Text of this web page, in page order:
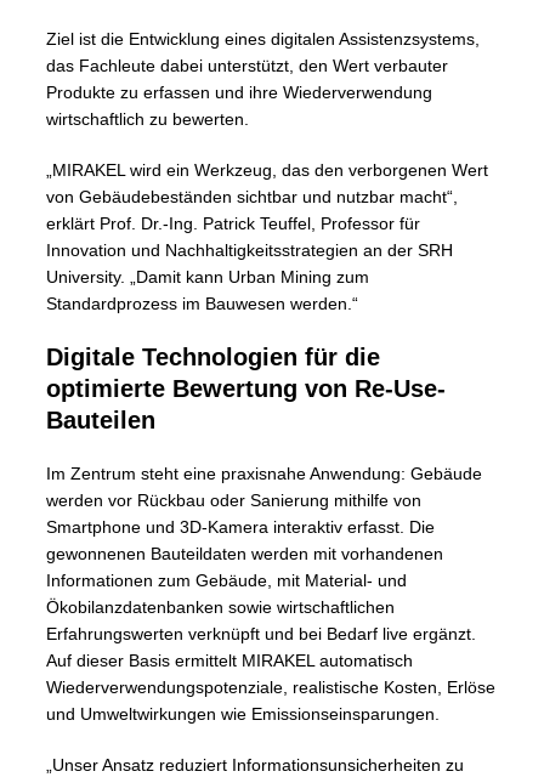
Ziel ist die Entwicklung eines digitalen Assistenzsystems,
das Fachleute dabei unterstützt, den Wert verbauter
Produkte zu erfassen und ihre Wiederverwendung
wirtschaftlich zu bewerten.
„MIRAKEL wird ein Werkzeug, das den verborgenen Wert
von Gebäudebeständen sichtbar und nutzbar macht“,
erklärt Prof. Dr.-Ing. Patrick Teuffel, Professor für
Innovation und Nachhaltigkeitsstrategien an der SRH
University. „Damit kann Urban Mining zum
Standardprozess im Bauwesen werden.“
Digitale Technologien für die
optimierte Bewertung von Re-Use-
Bauteilen
Im Zentrum steht eine praxisnahe Anwendung: Gebäude
werden vor Rückbau oder Sanierung mithilfe von
Smartphone und 3D-Kamera interaktiv erfasst. Die
gewonnenen Bauteildaten werden mit vorhandenen
Informationen zum Gebäude, mit Material- und
Ökobilanzdatenbanken sowie wirtschaftlichen
Erfahrungswerten verknüpft und bei Bedarf live ergänzt.
Auf dieser Basis ermittelt MIRAKEL automatisch
Wiederverwendungspotenziale, realistische Kosten, Erlöse
und Umweltwirkungen wie Emissionseinsparungen.
„Unser Ansatz reduziert Informationsunsicherheiten zu